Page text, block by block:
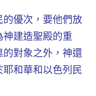
優次，要他們放
建造聖殿的重
的對象之外，神還
耶和華和以色列民